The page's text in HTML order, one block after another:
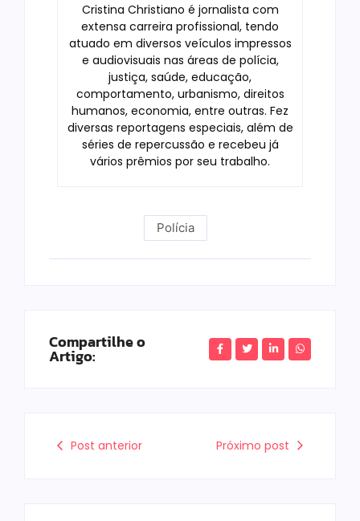
Cristina Christiano é jornalista com
extensa carreira profissional, tendo
atuado em diversos veículos impressos
e audiovisuais nas áreas de polícia,
justiça, saúde, educação,
comportamento, urbanismo, direitos
humanos, economia, entre outras. Fez
diversas reportagens especiais, além de
séries de repercussão e recebeu já
vários prêmios por seu trabalho.
Polícia
Compartilhe o
Artigo:
Post anterior Próximo post